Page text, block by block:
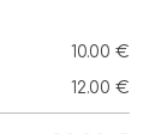
10.00€
12.00€